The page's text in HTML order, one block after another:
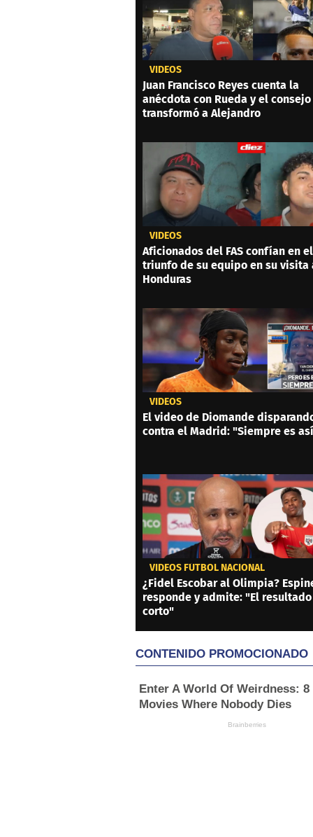
VIDEOS
Juan Francisco Reyes cuenta la
anécdota con Rueda y el
transformó a Alejandro
VIDEOS
Aficionados del FAS confían en el
triunfo de su equipo en su visita
Honduras
VIDEOS
El video de Diomande
contra el Madrid: "Siempre es
VIDEOS FÚTBOL NACIONAL
¿Fidel Escobar al Olimpia?
responde y admite: "El
corto"